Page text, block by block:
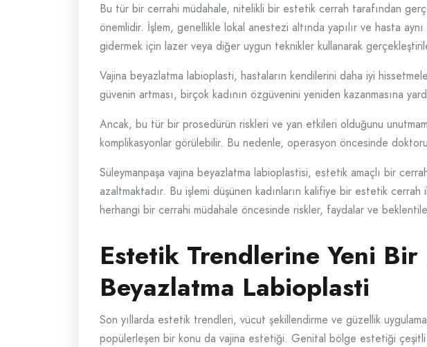
Bu tür bir cerrahi müdahale, nitelikli bir estetik cerrah tarafından
önemlidir. İşlem, genellikle lokal anestezi altında yapılır ve hasta
gidermek için lazer veya diğer uygun teknikler kullanarak
Vajina beyazlatma labioplasti, hastaların kendilerini daha iyi
güvenin artması, birçok kadının özgüvenini yeniden kazanmasına
Ancak, bu tür bir prosedürün riskleri ve yan etkileri olduğunu
komplikasyonlar görülebilir. Bu nedenle, operasyon öncesinde
Süleymanpaşa vajina beyazlatma labioplastisi, estetik amaçlı bir
azaltmaktadır. Bu işlemi düşünen kadınların kalifiye bir estetik
herhangi bir cerrahi müdahale öncesinde riskler, faydalar ve
Estetik Trendlerine Yeni Bir
Beyazlatma Labioplasti
Son yıllarda estetik trendleri, vücut şekillendirme ve güzellik
popülerleşen bir konu da vajina estetiği. Genital bölge estetiği